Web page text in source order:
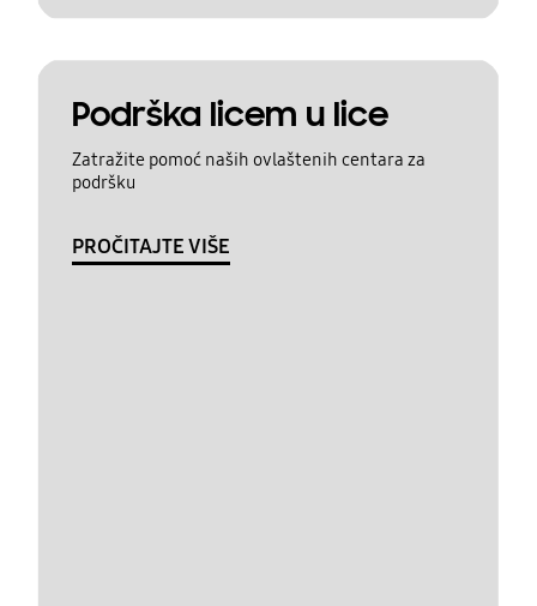
Podrška licem u lice
Zatražite pomoć naših ovlaštenih centara za
podršku
PROČITAJTE VIŠE